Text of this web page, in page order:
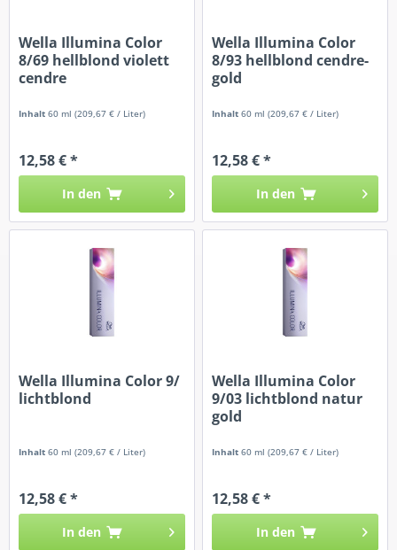
Wella Illumina Color
8/69 hellblond violett
cendre
Inhalt60 ml(209,67 € / Liter)
12,58 € *
In den
Wella Illumina Color
8/93 hellblond cendre-
gold
Inhalt60 ml(209,67 € / Liter)
12,58 € *
In den
Wella Illumina Color 9/
lichtblond
Inhalt60 ml(209,67 € / Liter)
12,58 € *
In den
Wella Illumina Color
9/03 lichtblond natur
gold
Inhalt60 ml(209,67 € / Liter)
12,58 € *
In den